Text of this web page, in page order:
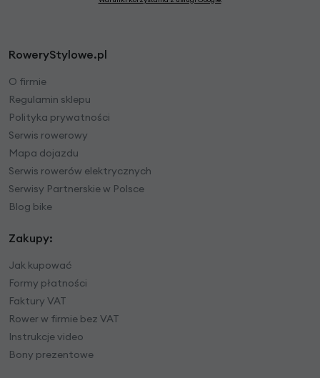
RoweryStylowe.pl
O firmie
Regulamin sklepu
Polityka prywatności
Serwis rowerowy
Mapa dojazdu
Serwis rowerów elektrycznych
Serwisy Partnerskie w Polsce
Blog bike
Zakupy:
Jak kupować
Formy płatności
Faktury VAT
Rower w firmie bez VAT
Instrukcje video
Bony prezentowe